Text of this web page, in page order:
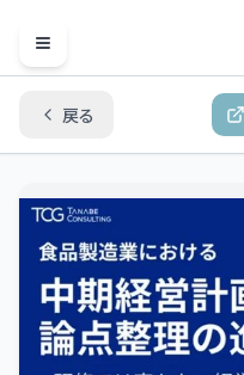
Open menu
戻る